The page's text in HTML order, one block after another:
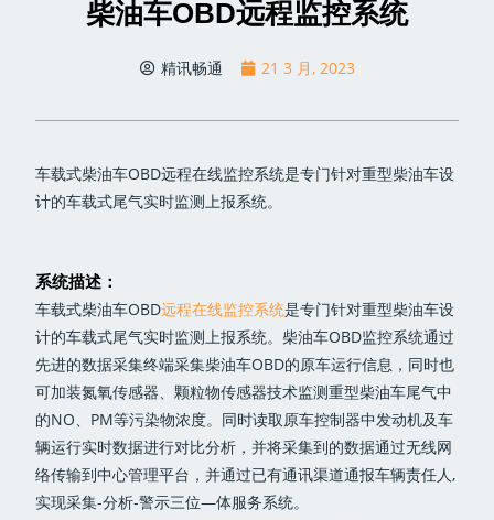
柴油车OBD远程监控系统
精讯畅通 21 3 月, 2023
车载式柴油车OBD远程在线监控系统是专门针对重型柴油车设
计的车载式尾气实时监测上报系统。
系统描述：
车载式柴油车OBD远程在线监控系统是专门针对重型柴油车设
计的车载式尾气实时监测上报系统。柴油车OBD监控系统通过
先进的数据采集终端采集柴油车OBD的原车运行信息，同时也
可加装氮氧传感器、颗粒物传感器技术监测重型柴油车尾气中
的NO、PM等污染物浓度。同时读取原车控制器中发动机及车
辆运行实时数据进行对比分析，并将采集到的数据通过无线网
络传输到中心管理平台，并通过已有通讯渠道通报车辆责任人,
实现采集-分析-警示三位—体服务系统。